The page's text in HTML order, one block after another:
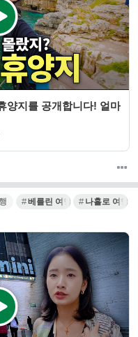
양지를 공개합니다! 얼마
베를린 여행 나홀로 여행